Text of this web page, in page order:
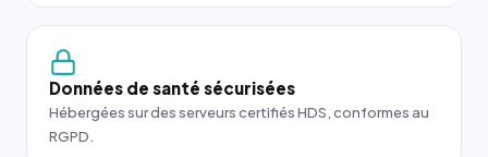
Données de santé sécurisées
Hébergées sur des serveurs certifiés HDS, conformes au
RGPD.